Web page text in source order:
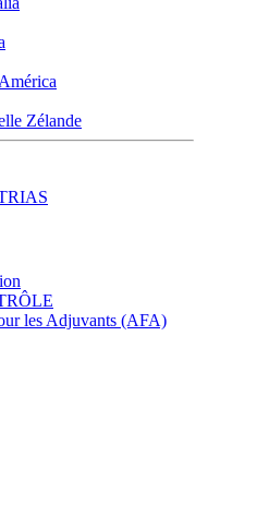
Zélande
les Adjuvants (AFA)